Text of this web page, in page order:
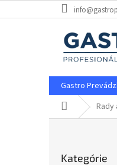
na
Gastro
DomovRady
kategórie
Kategórie